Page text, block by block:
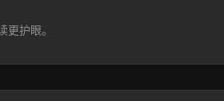
护眼。